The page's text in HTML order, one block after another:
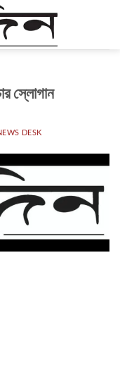
স্লোগান
DESK